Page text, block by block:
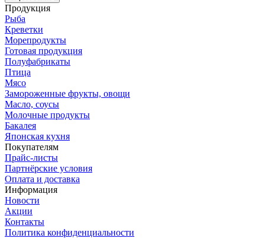
Продукция
Рыба
Креветки
Морепродукты
Готовая продукция
Полуфабрикаты
Птица
Мясо
Замороженные фрукты, овощи
Масло, соусы
Молочные продукты
Бакалея
Японская кухня
Покупателям
Прайс-листы
Партнёрские условия
Оплата и доставка
Информация
Новости
Акции
Контакты
Политика конфиденциальности